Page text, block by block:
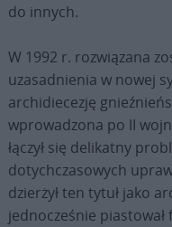
do innych.
W 1992 r. rozwiązana
uzasadnienia w nowej
archidiecezję
wprowadzona po II
łączył się delikatny
dotychczasowych
dzierżył ten tytuł jako
jednocześnie